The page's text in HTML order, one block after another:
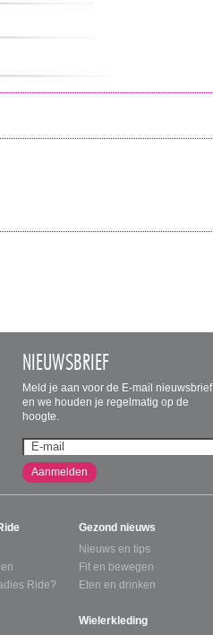
NIEUWSBRIEF
Meld je aan voor de E-mail nieuwsbrief
en we houden je regelmatig op de
hoogte.
Aanmelden
Ride?
Gezond nieuws
Nieuws en tips
Fit en bewegen
Eten en drinken
Wielerkleding